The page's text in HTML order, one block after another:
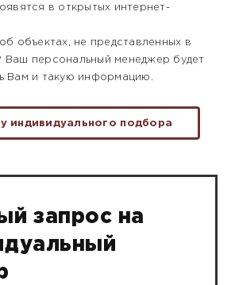
в открытых интернет-
объектах, не представленных в
Ваш персональный менеджер будет
Вам и такую информацию.
индивидуального подбора
запрос на